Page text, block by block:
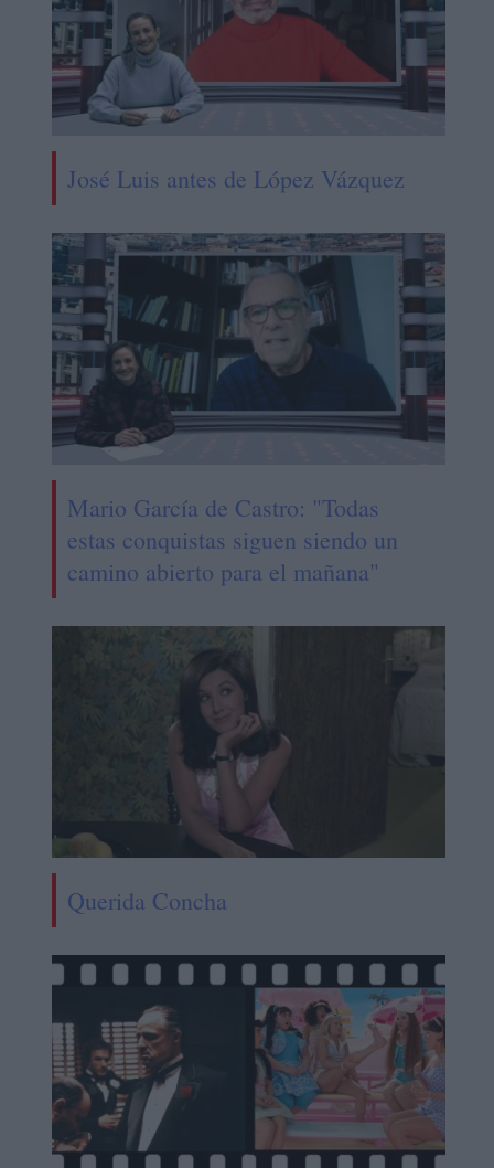
José Luis antes de López Vázquez
Mario García de Castro: "Todas
estas conquistas siguen siendo un
camino abierto para el mañana"
Querida Concha